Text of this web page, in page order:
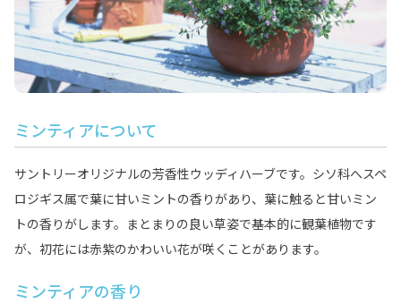
ミンティアについて
サントリーオリジナルの芳香性ウッディハーブです。シソ科へスペ
ロジギス属で葉に甘いミントの香りがあり、葉に触ると甘いミン
トの香りがします。まとまりの良い草姿で基本的に観葉植物です
が、初花には赤紫のかわいい花が咲くことがあります。
ミンティアの香り